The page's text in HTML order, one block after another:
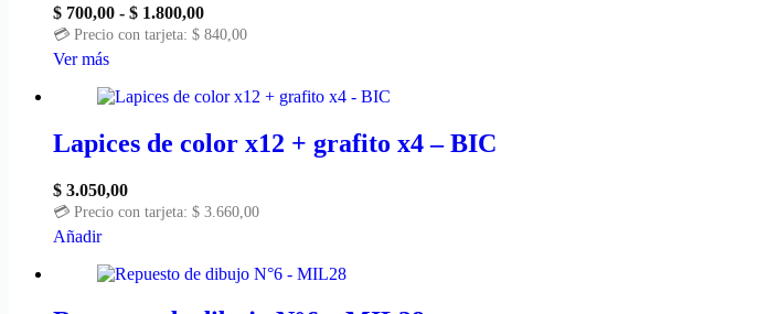
se
pueden
elegir
la
de
producto
$ 700,00 - $ 1.800,00Rango
de
$ 700,00
$ 1.800,00
💳 Precio con tarjeta: $ 840,00
Ver másEste
tiene
variantes.
Las
se
pueden
la
Lapices de color x12 + grafito x4 – BIC
$ 3.050,00
💳 Precio con tarjeta: $ 3.660,00
Añadir